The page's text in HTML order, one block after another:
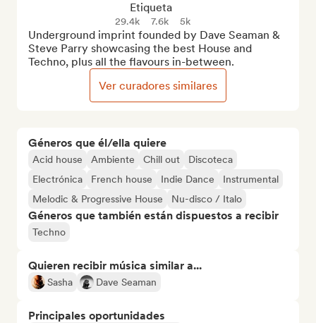
Géneros que él/ella quiere
Acid house Ambiente Chill out
Discoteca
Electrónica
French house Indie Dance
Instrumental
Melodic & Progressive House
Nu-disco / Italo
Géneros que también están dispuestos a recibir
Techno
Quieren recibir música similar a...
Sasha Dave Seaman
Principales oportunidades
Etiqueta
29.4k 7.6k 5k
Underground imprint founded by Dave Seaman &
Steve Parry showcasing the best House and
Techno, plus all the flavours in-between.
Ver curadores similares